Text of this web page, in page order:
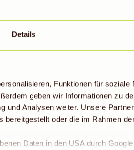
Details
Funktionen für soziale
geben wir Informationen zu
und Analysen weiter. Unsere
oder die im Rahmen
Daten in den USA durch
bieten wir dir ein
Obst und
und
Living Crafts.